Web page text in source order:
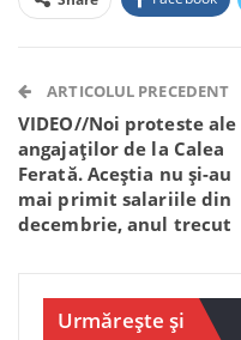
Telegram WhatsApp
ARTICOLUL PRECEDENT
VIDEO//Noi proteste ale
angajaților de la Calea
Ferată. Aceștia nu și-au
mai primit salariile din
decembrie, anul trecut
Urmărește și